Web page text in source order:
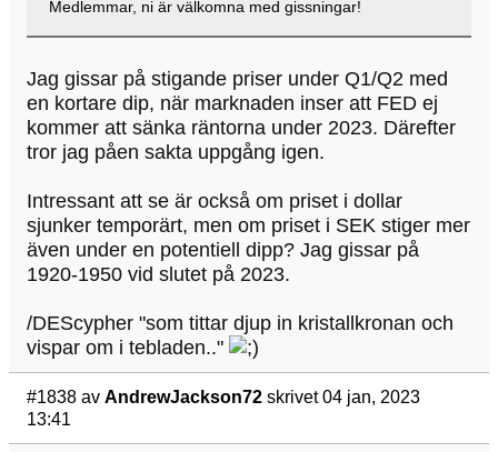
Medlemmar, ni är välkomna med gissningar!
Jag gissar på stigande priser under Q1/Q2 med
en kortare dip, när marknaden inser att FED ej
kommer att sänka räntorna under 2023. Därefter
tror jag påen sakta uppgång igen.
Intressant att se är också om priset i dollar
sjunker temporärt, men om priset i SEK stiger mer
även under en potentiell dipp? Jag gissar på
1920-1950 vid slutet på 2023.
/DEScypher "som tittar djup in kristallkronan och
vispar om i tebladen.."
#1838 av AndrewJackson72 skrivet 04 jan, 2023
13:41